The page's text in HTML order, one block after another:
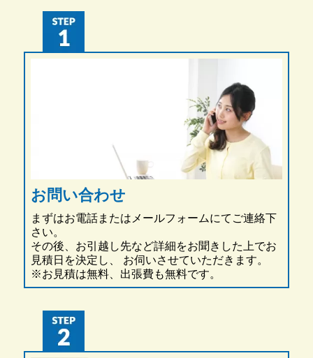
お問い合わせ
まずはお電話またはメールフォームにてご連絡下
さい。
その後、お引越し先など詳細をお聞きした上でお
見積日を決定し、 お伺いさせていただきます。
※お見積は無料、出張費も無料です。